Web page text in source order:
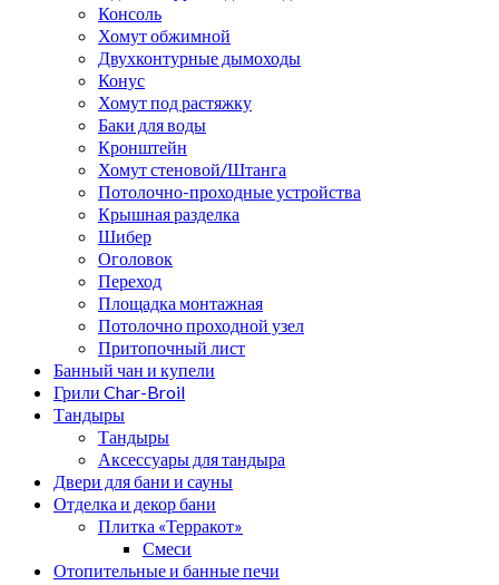
Консоль
Хомут обжимной
Двухконтурные дымоходы
Конус
Хомут под растяжку
Баки для воды
Кронштейн
Хомут стеновой/Штанга
Потолочно-проходные устройства
Крышная разделка
Шибер
Оголовок
Переход
Площадка монтажная
Потолочно проходной узел
Притопочный лист
Банный чан и купели
Грили Char-Broil
Тандыры
Тандыры
Аксессуары для тандыра
Двери для бани и сауны
Отделка и декор бани
Плитка «Терракот»
Смеси
Отопительные и банные печи